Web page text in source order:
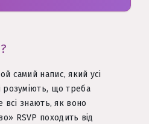
самий напис, який усі
розуміють, що треба
всі знають, як воно
RSVP походить від